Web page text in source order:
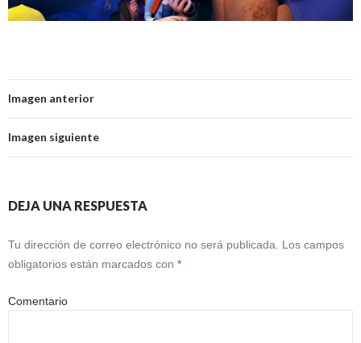
Imagen anterior
Imagen siguiente
DEJA UNA RESPUESTA
Tu dirección de correo electrónico no será publicada.
Los campos
obligatorios están marcados con *
Comentario